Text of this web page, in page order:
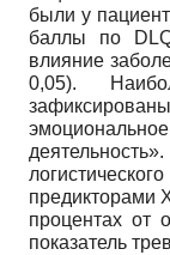
были у
баллы по
влияние
0,05).
предикторами
процентах от
показатель